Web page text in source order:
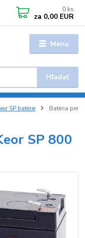
Menu
Hľadať
0 ks
za 0,00 EUR
SP batérie
Batéria pre
SP 800